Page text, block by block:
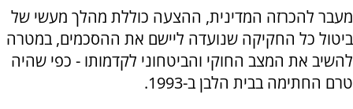
מעבר להכרזה המדינית, ההצעה כוללת מהלך מעשי של
ביטול כל החקיקה שנועדה ליישם את ההסכמים, במטרה
להשיב את המצב החוקי והביטחוני לקדמותו - כפי שהיה
טרם החתימה בבית הלבן ב-1993.